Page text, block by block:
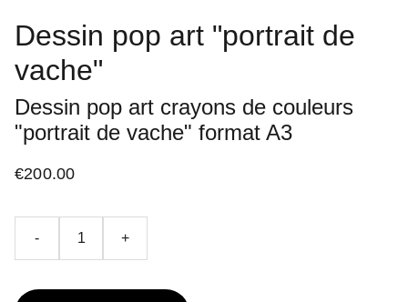
Dessin pop art "portrait de
vache"
Dessin pop art crayons de couleurs
"portrait de vache" format A3
€200.00
- +